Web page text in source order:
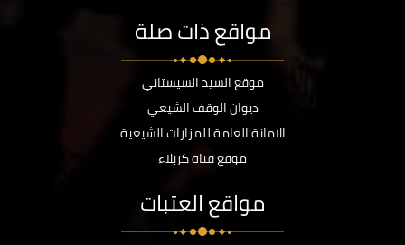
مواقع ذات صلة
موقع السيد السيستاني
ديوان الوقف الشيعي
الامانة العامة للمزارات الشيعية
موقع قناة كربلاء
مواقع العتبات